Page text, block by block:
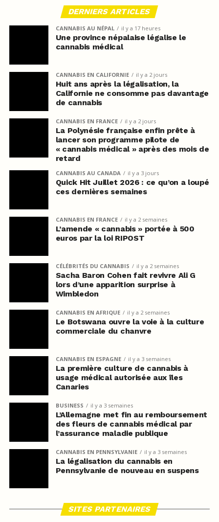
DERNIERS ARTICLES
CANNABIS AU NÉPAL il y a 17 heures
Une province népalaise légalise le
cannabis médical
CANNABIS EN CALIFORNIE il y a 2 jours
Huit ans après la légalisation, la
Californie ne consomme pas davantage
de cannabis
CANNABIS EN FRANCE il y a 2 jours
La Polynésie française enfin prête à
lancer son programme pilote de
« cannabis médical » après des mois de
retard
CANNABIS AU CANADA il y a 3 jours
Quick Hit Juillet 2026 : ce qu’on a loupé
ces dernières semaines
CANNABIS EN FRANCE il y a 2 semaines
L’amende « cannabis » portée à 500
euros par la loi RIPOST
CÉLÉBRITÉS DU CANNABIS il y a 2 semaines
Sacha Baron Cohen fait revivre Ali G
lors d’une apparition surprise à
Wimbledon
CANNABIS EN AFRIQUE il y a 2 semaines
Le Botswana ouvre la voie à la culture
commerciale du chanvre
CANNABIS EN ESPAGNE il y a 3 semaines
La première culture de cannabis à
usage médical autorisée aux îles
Canaries
BUSINESS il y a 3 semaines
L’Allemagne met fin au remboursement
des fleurs de cannabis médical par
l’assurance maladie publique
CANNABIS EN PENNSYLVANIE il y a 3 semaines
La légalisation du cannabis en
Pennsylvanie de nouveau en suspens
SITES PARTENAIRES